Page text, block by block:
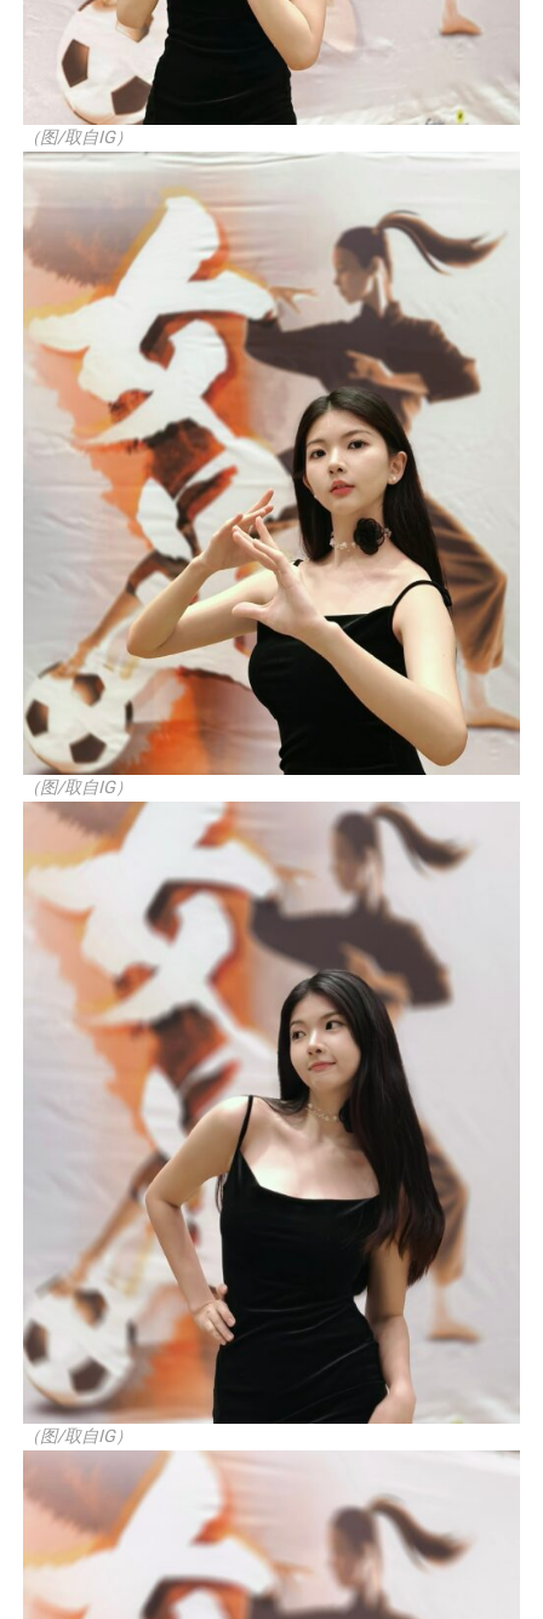
（图/取自IG）
（图/取自IG）
（图/取自IG）